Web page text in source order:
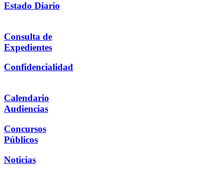
Estado Diario
Consulta de
Expedientes
Confidencialidad
Calendario
Audiencias
Concursos
Públicos
Noticias